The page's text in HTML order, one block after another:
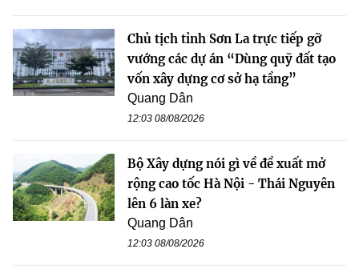
Chủ tịch tỉnh Sơn La trực tiếp gỡ
vướng các dự án “Dùng quỹ đất tạo
vốn xây dựng cơ sở hạ tầng”
Quang Dân
12:03 08/08/2026
Bộ Xây dựng nói gì về đề xuất mở
rộng cao tốc Hà Nội - Thái Nguyên
lên 6 làn xe?
Quang Dân
12:03 08/08/2026